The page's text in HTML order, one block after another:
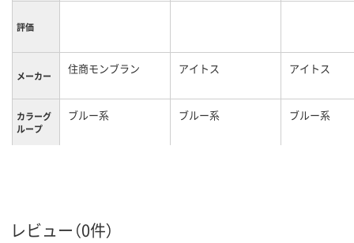
評価
メーカー 住商モンブラン アイトス アイトス
カラーグ
ループ
ブルー系 ブルー系 ブルー系
レビュー（0件）